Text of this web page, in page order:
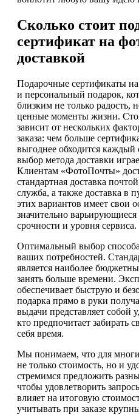
Сколько стоит
сертификат на
доставкой
Подарочные сертификаты
и персональный подарок,
близким не только радость,
ценные моменты жизни.
зависит от нескольких
заказа: чем больше
выгоднее обходится
выбор метода доставки
Клиентам «ФотоПочты»
стандартная доставка
служба, а также доставка в
этих вариантов имеет свои
значительно варьирующиеся
срочности и уровня сервиса.
Оптимальный выбор способа
ваших потребностей.
является наиболее
занять больше времени.
обеспечивает быструю и
подарка прямо в руки
выдачи представляет собой
кто предпочитает забирать
себя время.
Мы понимаем, что для
не только стоимость, но и
стремимся предложить
чтобы удовлетворить
влияет на итоговую
учитывать при заказе